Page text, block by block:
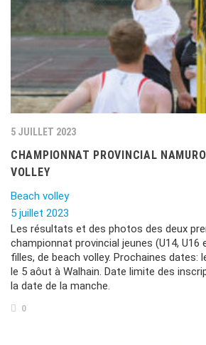
5 JUILLET 2023
CHAMPIONNAT PROVINCIAL
VOLLEY
Beach volley
5 juillet 2023
Les résultats et des photos des deux
championnat provincial jeunes (U14, U16
filles, de beach volley. Prochaines dates:
le 5 aôut à Walhain. Date limite des
la date de la manche.
0